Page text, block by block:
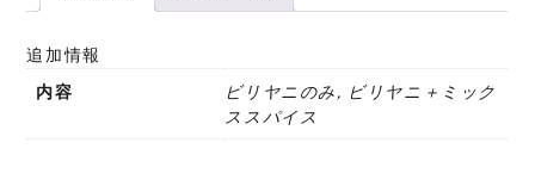
追加情報
内容
ビリヤニのみ, ビリヤニ＋ミック
ススパイス